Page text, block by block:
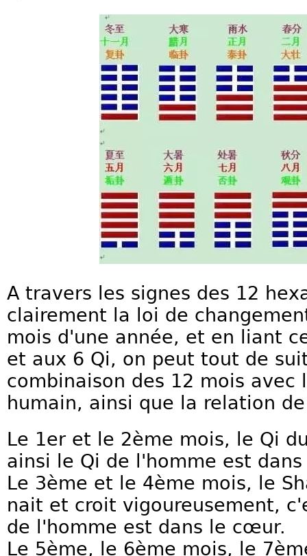
A travers les signes des 12
clairement la loi de
mois d'une année, et en liant
et aux 6 Qi, on peut tout de
combinaison des 12 mois avec
humain, ainsi que la relation
Le 1er et le 2ème mois, le Qi
ainsi le Qi de l'homme est
Le 3ème et le 4ème mois, le
nait et croit vigoureusement,
de l'homme est dans le cœur.
Le 5ème, le 6ème mois, le